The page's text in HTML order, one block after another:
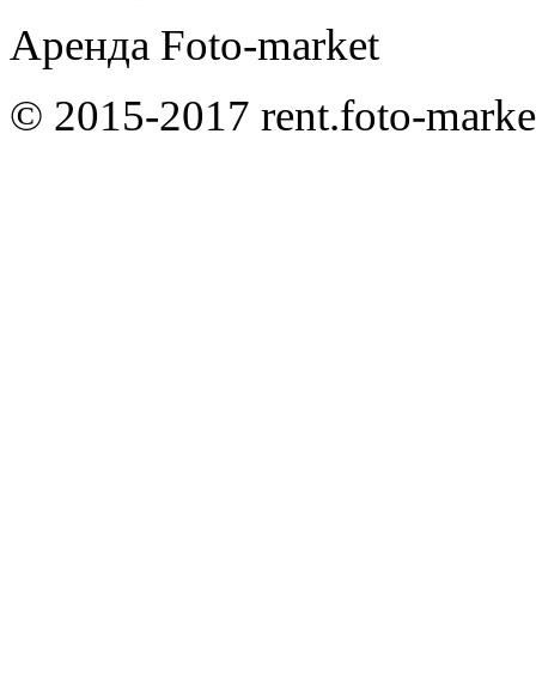
Аренда Foto-market
© 2015-2017 rent.foto-